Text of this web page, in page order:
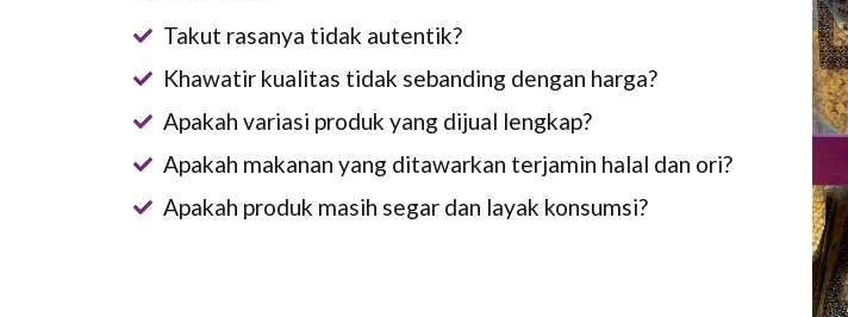
Takut rasanya tidak autentik?
Khawatir kualitas tidak sebanding dengan harga?
Apakah variasi produk yang dijual lengkap?
Apakah makanan yang ditawarkan terjamin halal dan ori?
Apakah produk masih segar dan layak konsumsi?